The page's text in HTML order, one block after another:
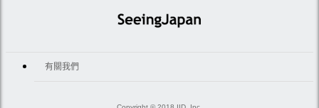
有關我們